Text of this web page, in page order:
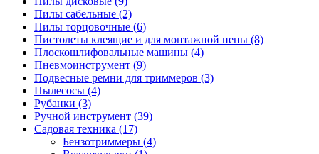
Пилы сабельные (2)
Пилы торцовочные (6)
Пистолеты клеящие и для монтажной пены (8)
Плоскошлифовальные машины (4)
Пневмоинструмент (9)
Подвесные ремни для триммеров (3)
Пылесосы (4)
Рубанки (3)
Ручной инструмент (39)
Садовая техника (17)
Бензотриммеры (4)